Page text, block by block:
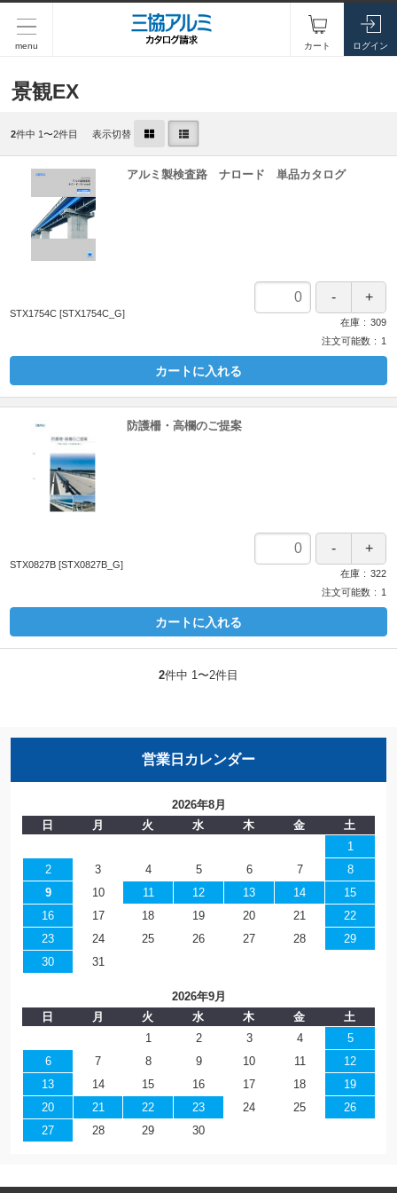
menu カート ログイン
景観EX
2件中 1〜2件目 表示切替
アルミ製検査路 ナロード 単品カタログ
STX1754C [STX1754C_G]
在庫
309
注文可能数
1
カートに入れる
防護柵・高欄のご提案
STX0827B [STX0827B_G]
在庫
322
注文可能数
1
カートに入れる
2件中 1〜2件目
営業日カレンダー
2026年8月
日
月 火 水 木 金
土
1
2
3 4 5 6 7
8
9
10 11 12 13 14
15
16
17 18 19 20 21
22
23
24 25 26 27 28
29
30
31
2026年9月
日
月 火 水 木 金
土
1
2 3 4
5
6
7 8 9 10 11
12
13
14 15 16 17 18
19
20
21 22 23 24 25
26
27
28 29 30